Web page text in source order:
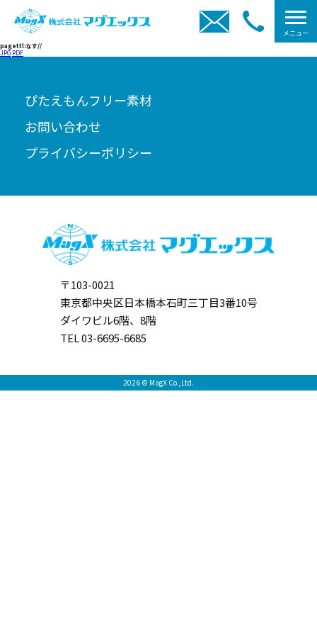
メニュー
pagettl:なす//
JPG PDF
ぴたえもんフリー素材
お問い合わせ
プライバシーポリシー
〒103-0021
東京都中央区日本橋本石町三丁目3番10号
ダイワビル6階、8階
TEL 03-6695-6685
2026 © MagX Co.,Ltd.